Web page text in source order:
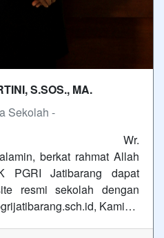
S.SOS., MA.
Sekolah -
Wr.
berkat rahmat Allah
PGRI Jatibarang dapat
resmi sekolah dengan
Kami…